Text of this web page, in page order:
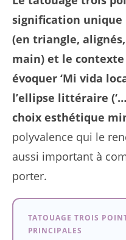
signification unique
(en triangle,
main) et le
évoquer ‘Mi vida
l’ellipse littéraire
choix esthétique
polyvalence qui le
aussi important à
porter.
TATOUAGE TROIS
PRINCIPALES